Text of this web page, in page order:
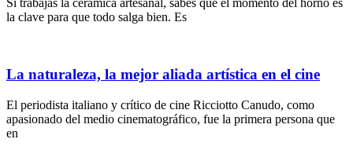
Si trabajas la cerámica artesanal, sabes que el momento del horno es
la clave para que todo salga bien. Es
La naturaleza, la mejor aliada artística en el cine
El periodista italiano y crítico de cine Ricciotto Canudo, como
apasionado del medio cinematográfico, fue la primera persona que
en